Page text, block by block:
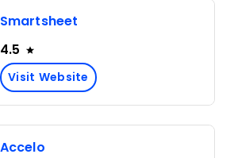
Smartsheet
4.5
Visit Website
Accelo